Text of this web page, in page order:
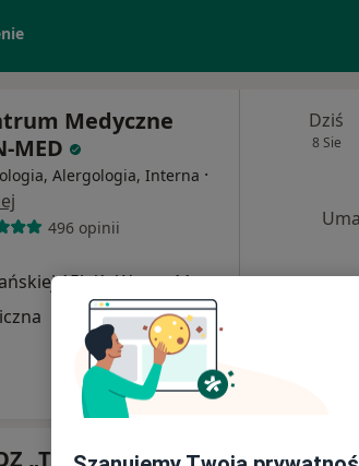
Medyczne
MED
Alergologia, Interna ·
496 opinii
Obrońców Poczty Gdańskiej 15b/1, Wrocław •Mapa
180 zł
Dziś
8 Sie
„Twój Lekarz” Dziś